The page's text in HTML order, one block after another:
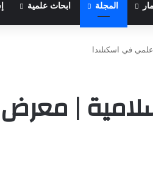
المجلة ابحاث علمية
في اسكتلندا
|